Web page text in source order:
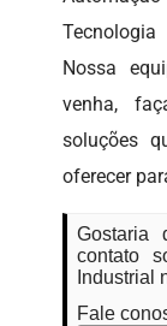
Nossa
venha,
soluções
oferecer
Gostaria
contato
Industrial
Fale